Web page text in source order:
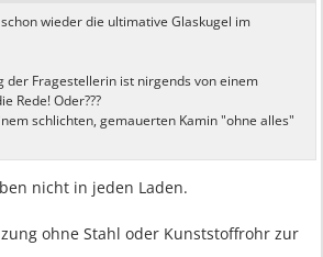
wieder die ultimative Glaskugel im
der Fragestellerin ist nirgends von einem
Rede! Oder???
schlichten, gemauerten Kamin "ohne alles"
nicht in jeden Laden.
ohne Stahl oder Kunststoffrohr zur